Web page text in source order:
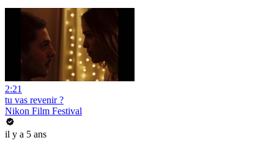
2:21
tu vas revenir ?
Nikon Film Festival
il y a 5 ans